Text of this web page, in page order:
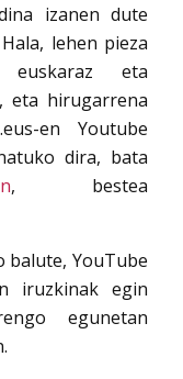
izanen dute
lehen pieza
euskaraz eta
eta hirugarrena
en Youtube
dira, bata
, bestea
balute, YouTube
iruzkinak egin
egunetan